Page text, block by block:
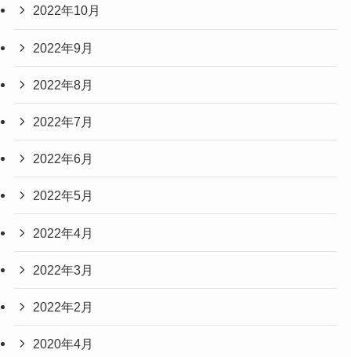
2022年10月
2022年9月
2022年8月
2022年7月
2022年6月
2022年5月
2022年4月
2022年3月
2022年2月
2020年4月